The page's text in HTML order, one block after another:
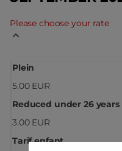
Please choose your rate
Plein
5.00 EUR
Reduced under 26 years
3.00 EUR
Tarif enfant